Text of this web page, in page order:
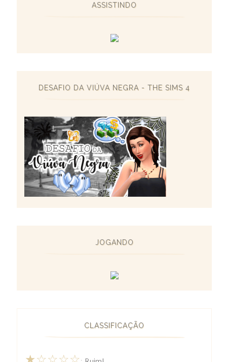
ASSISTINDO
DESAFIO DA VIÚVA NEGRA - THE SIMS 4
JOGANDO
CLASSIFICAÇÃO